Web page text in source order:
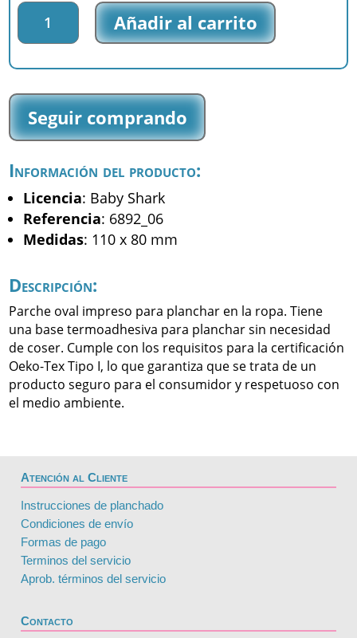
Parche
impreso
Baby
Shark
Family
Shark
-
cantidad
Añadir al carrito
Seguir comprando
Información del producto:
Licencia: Baby Shark
Referencia: 6892_06
Medidas: 110 x 80 mm
Descripción:
Parche oval impreso para planchar en la ropa. Tiene
una base termoadhesiva para planchar sin necesidad
de coser. Cumple con los requisitos para la certificación
Oeko-Tex Tipo I, lo que garantiza que se trata de un
producto seguro para el consumidor y respetuoso con
el medio ambiente.
Atención al Cliente
Instrucciones de planchado
Condiciones de envío
Formas de pago
Terminos del servicio
Aprob. términos del servicio
Contacto